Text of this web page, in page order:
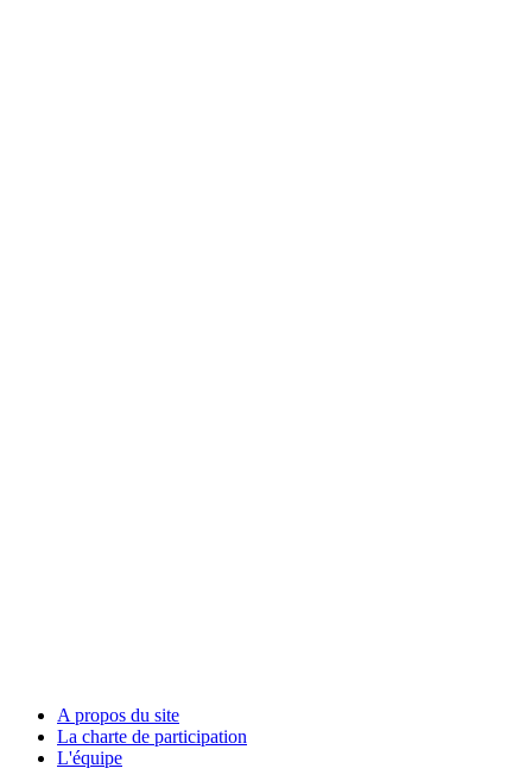
A propos du site
La charte de participation
L'équipe